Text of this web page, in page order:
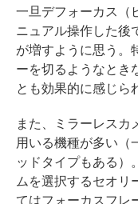
一旦デフォーカス（
ニュアル操作した後
が増すように思う。
ーを切るようなとき
とも効果的に感じら
また、ミラーレスカ
用いる機種が多い（
ッドタイプもある）
ムを選択するセオリ
てはフォーカスフレ